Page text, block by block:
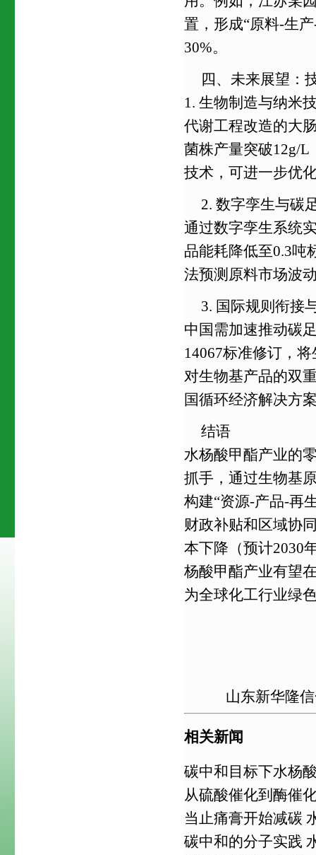
置，形成“原料-生
30%。
四、未来展望：
1. 生物制造与纳米
代谢工程改造的大
菌株产量突破12g/L
技术，可进一步优
2. 数字孪生与碳
通过数字孪生系统
品能耗降低至0.3吨
法预测原料市场波
3. 国际规则衔接
中国需加速推动碳
14067标准修订，
对生物基产品的双
国循环经济解决方
结语
水杨酸甲酯产业的
抓手，通过生物基
构建“资源-产品-再
财政补贴和区域协
本下降（预计2030
杨酸甲酯产业有望
为全球化工行业绿
山东新华隆
相关新闻
碳中和目标下水杨
从硫酸催化到酶催
当止痛膏开始减碳
碳中和的分子实践